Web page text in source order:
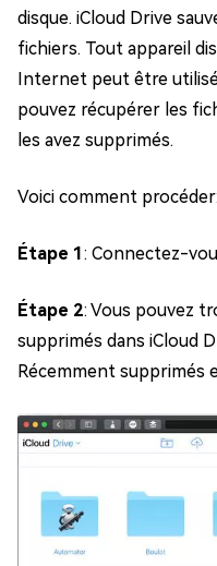
disque. iCloud Drive
fichiers. Tout appareil
Internet peut être
pouvez récupérer les
les avez supprimés.
Voici comment procéder:
Étape 1 : Connectez-
Étape 2: Vous pouvez
supprimés dans iCloud
Récemment supprimés